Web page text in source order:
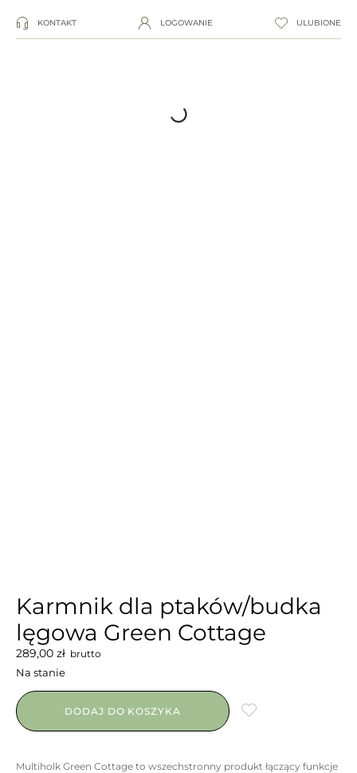
KONTAKT LOGOWANIE ULUBIONE
Karmnik dla ptaków/budka
lęgowa Green Cottage
289,00 zł brutto
Na stanie
DODAJ DO KOSZYKA
Multiholk Green Cottage to wszechstronny produkt łączący funkcje